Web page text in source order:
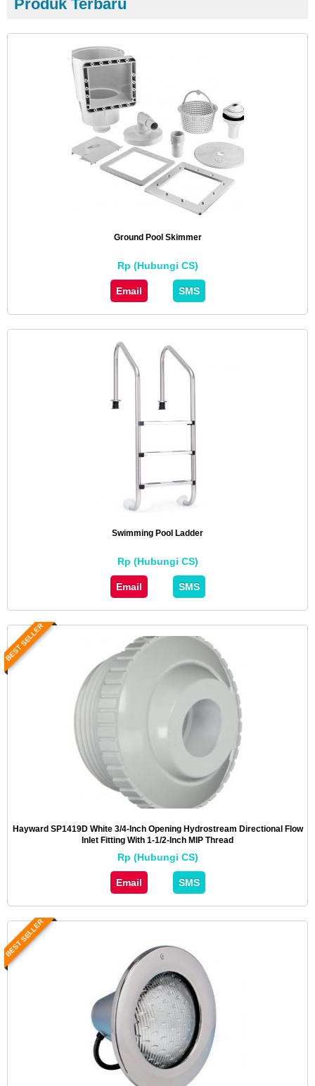
Produk Terbaru
Ground Pool Skimmer
Rp (Hubungi CS)
Email SMS
Swimming Pool Ladder
Rp (Hubungi CS)
Email SMS
BEST SELLER
Hayward SP1419D White 3/4-Inch Opening Hydrostream Directional Flow
Inlet Fitting With 1-1/2-Inch MIP Thread
Rp (Hubungi CS)
Email SMS
BEST SELLER